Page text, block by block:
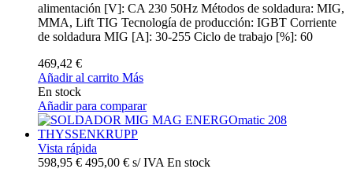
alimentación [V]: CA 230 50Hz Métodos de soldadura: MIG,
MMA, Lift TIG Tecnología de producción: IGBT Corriente
de soldadura MIG [A]: 30-255 Ciclo de trabajo [%]: 60
469,42 €
Añadir al carrito Más
En stock
Añadir para comparar
Vista rápida
598,95 € 495,00 € s/ IVA En stock